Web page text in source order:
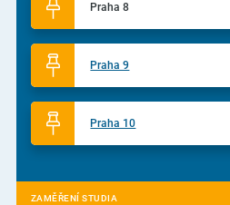
Praha 8
Praha 9
Praha 10
ZAMĚŘENÍ STUDIA